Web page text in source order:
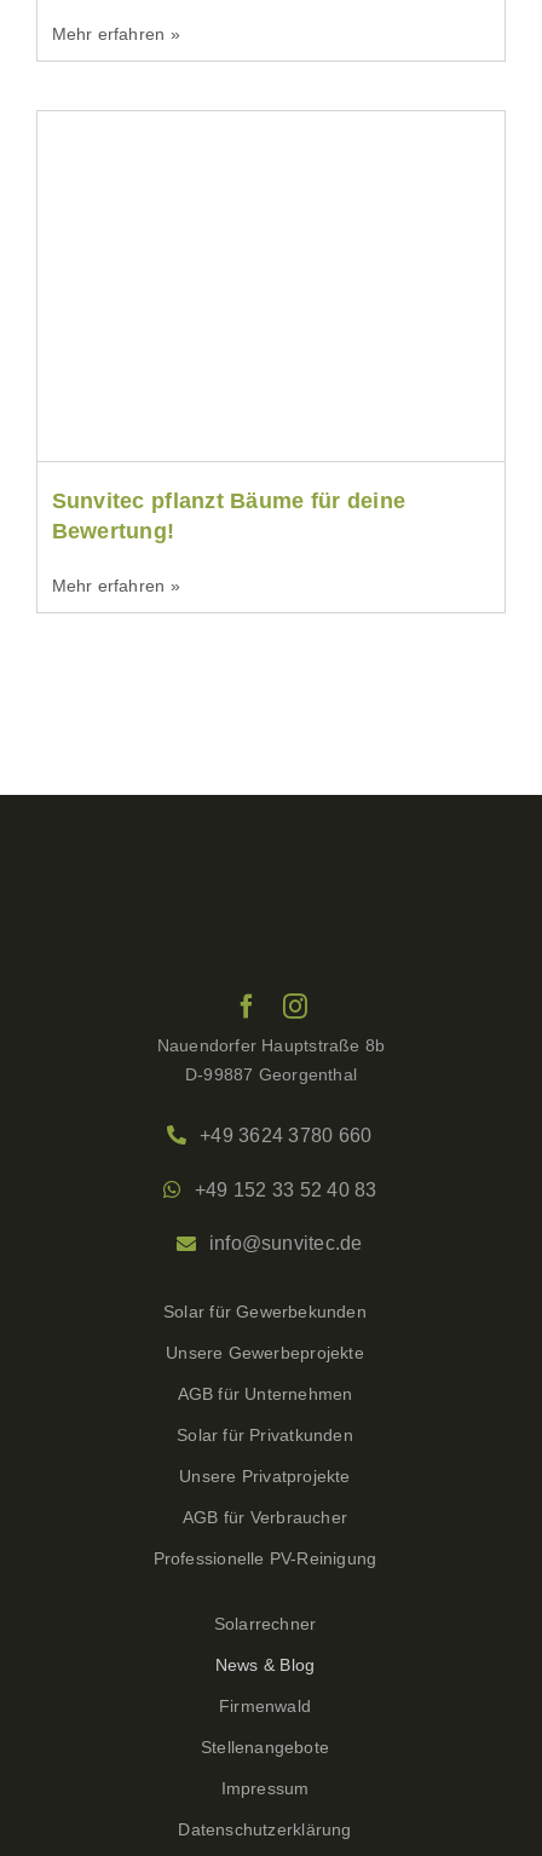
Mehr erfahren »
Sunvitec pflanzt Bäume für deine
Bewertung!
Mehr erfahren »
Nauendorfer Hauptstraße 8b
D-99887 Georgenthal
+49 3624 3780 660
+49 152 33 52 40 83
info@sunvitec.de
Solar für Gewerbekunden
Unsere Gewerbeprojekte
AGB für Unternehmen
Solar für Privatkunden
Unsere Privatprojekte
AGB für Verbraucher
Professionelle PV-Reinigung
Solarrechner
News & Blog
Firmenwald
Stellenangebote
Impressum
Datenschutzerklärung